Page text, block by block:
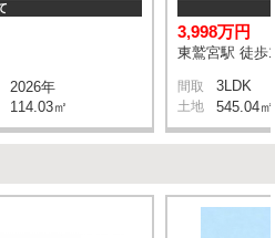
2026年
114.03㎡
3,998万円
東鷲宮駅 徒歩
間取 3LDK
土地 545.04㎡